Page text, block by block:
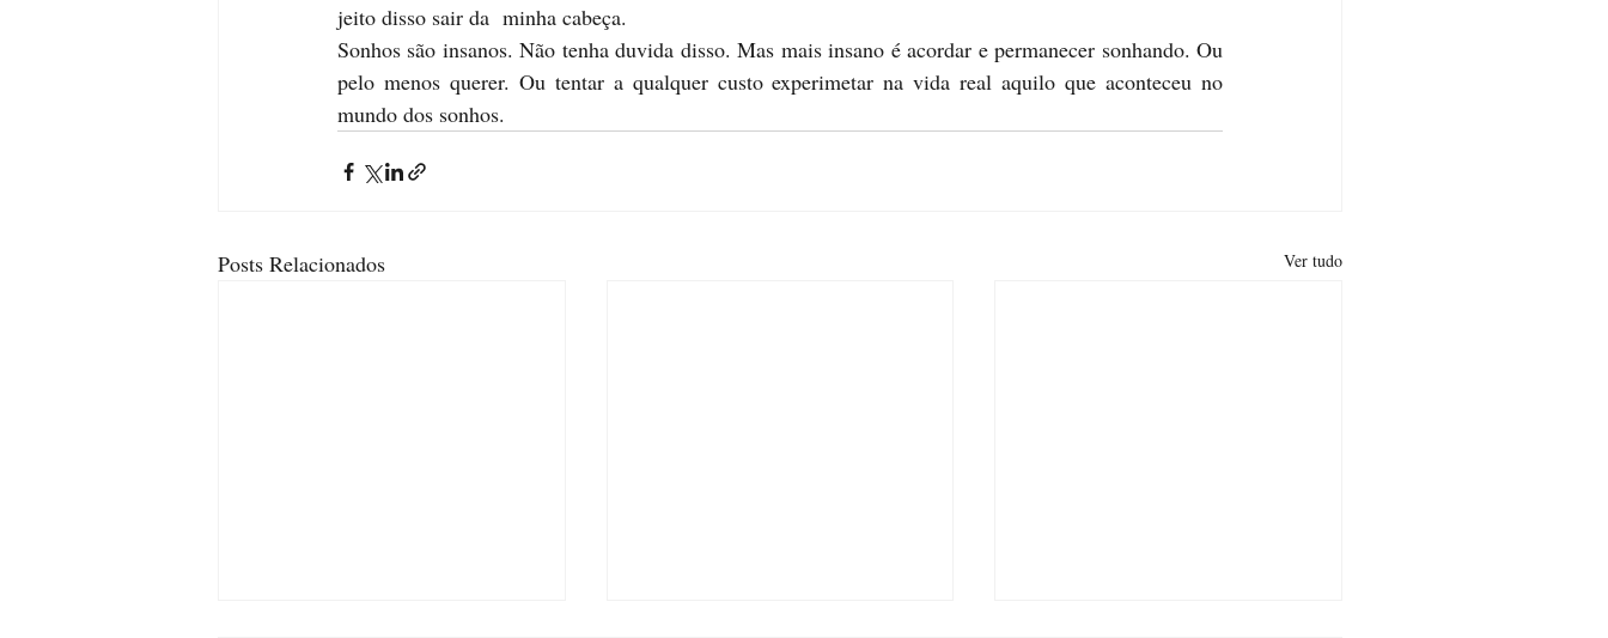
jeito disso sair da  minha cabeça.
Sonhos são insanos. Não tenha duvida disso. Mas mais insano é acordar e permanecer sonhando. Ou
pelo menos querer. Ou tentar a qualquer custo experimetar na vida real aquilo que aconteceu no
mundo dos sonhos.
Posts Relacionados Ver tudo